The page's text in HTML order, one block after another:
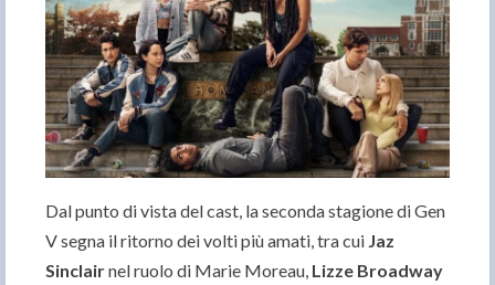
Dal punto di vista del cast, la seconda stagione di Gen
V segna il ritorno dei volti più amati, tra cui Jaz
Sinclairnel ruolo di Marie Moreau, Lizze Broadway